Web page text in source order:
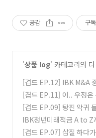
공감 구
'상품 log' 카테고리의
[겹드 EP.12] IBK M&A
병하는데 얼마나 진심인
[겹드 EP.11] 이.. 우정은
K BUDDY 통장이 이어줬
[겹드 EP.09] 탕진 악귀
일까.. IBK일까..?
(1)
IBK청년미래적금 A to Z
[겹드 EP.07] 삽질 하다